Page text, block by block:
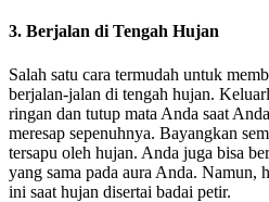
3. Berjalan di Tengah Hujan
Salah satu cara termudah untuk
berjalan-jalan di tengah hujan.
ringan dan tutup mata Anda saat
meresap sepenuhnya. Bayangkan
tersapu oleh hujan. Anda juga bisa
yang sama pada aura Anda. Namun,
ini saat hujan disertai badai petir.